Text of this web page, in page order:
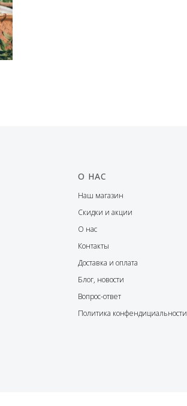
О НАС
Наш магазин
Скидки и акции
О нас
Контакты
Доставка и оплата
Блог, новости
Вопрос-ответ
Политика конфендициальности